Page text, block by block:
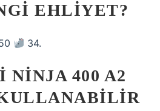
EHLIYET?
34.
NINJA 400 A2